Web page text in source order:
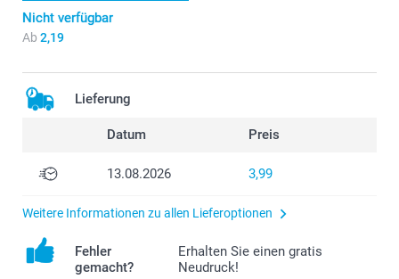
Nicht verfügbar
Ab 2,19
Lieferung
Datum Preis
13.08.2026 3,99
Weitere Informationen zu allen Lieferoptionen
Fehler
gemacht?
Erhalten Sie einen gratis
Neudruck!